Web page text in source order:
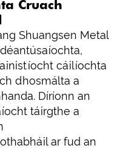
Cruach
Shuangsen Metal
cáilíochta
dhosmálta a
Díríonn an
táirgthe a
ar fud an